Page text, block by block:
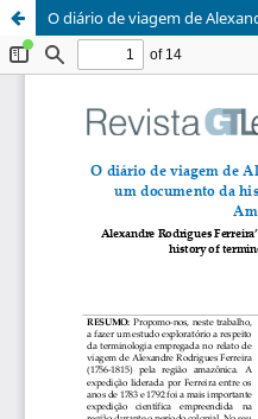
O diário de viagem de